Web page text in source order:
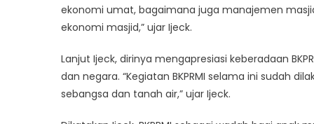
ekonomi umat, bagaimana juga manajemen
ekonomi masjid,” ujar Ijeck.
Lanjut Ijeck, dirinya mengapresiasi keberadaan
dan negara. “Kegiatan BKPRMI selama ini sudah
sebangsa dan tanah air,” ujar Ijeck.